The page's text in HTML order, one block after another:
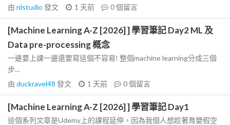
由 nlstudio 發文 1 天前 0個留言
[Machine Learning A-Z [2026] ] 學習筆記 Day2 ML 及
Data pre-processing 概念
一邊要上課一邊還要寫這個不容易! 整個machine learning分成三個
步...
由 duckravel48 發文 1 天前 0個留言
[Machine Learning A-Z [2026] ] 學習筆記 Day1
這個系列文章是Udemy上的課程延伸，因為我個人想趁著育嬰假空